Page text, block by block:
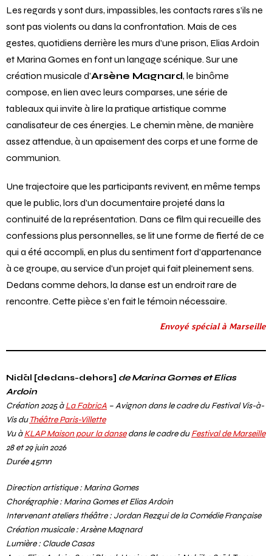
Les regards y sont durs, impassibles, les contacts rares s’ils ne
sont pas violents ou dans la confrontation. Mais de ces
gestes, quotidiens derrière les murs d’une prison, Elias Ardoin
et Marina Gomes en font un langage scénique. Sur une
création musicale d’Arsène Magnard, le binôme
compose, en lien avec leurs comparses, une série de
tableaux qui invite à lire la pratique artistique comme
canalisateur de ces énergies. Le chemin mène, de manière
assez attendue, à un apaisement des corps et une forme de
communion.
Une trajectoire que les participants revivent, en même temps
que le public, lors d’un documentaire projeté dans la
continuité de la représentation. Dans ce film qui recueille des
confessions plus personnelles, se lit une forme de fierté de ce
qui a été accompli, en plus du sentiment fort d’appartenance
à ce groupe, au service d’un projet qui fait pleinement sens.
Dedans comme dehors, la danse est un endroit rare de
rencontre. Cette pièce s’en fait le témoin nécessaire.
Envoyé spécial à Marseille
Nidāl [dedans-dehors] de Marina Gomes et Elias
Ardoin
Création 2025 àLa FabricA – Avignon dans le cadre du Festival Vis-à-
Vis duThéâtre Paris-Villette
Vu àKLAP Maison pour la dansedans le cadre duFestival de Marseille
28 et 29 juin 2026
Durée 45mn
Direction artistique : Marina Gomes
Chorégraphie : Marina Gomes et Elias Ardoin
Intervenant ateliers théâtre : Jordan Rezgui de la Comédie Française
Création musicale : Arsène Magnard
Lumière : Claude Casas